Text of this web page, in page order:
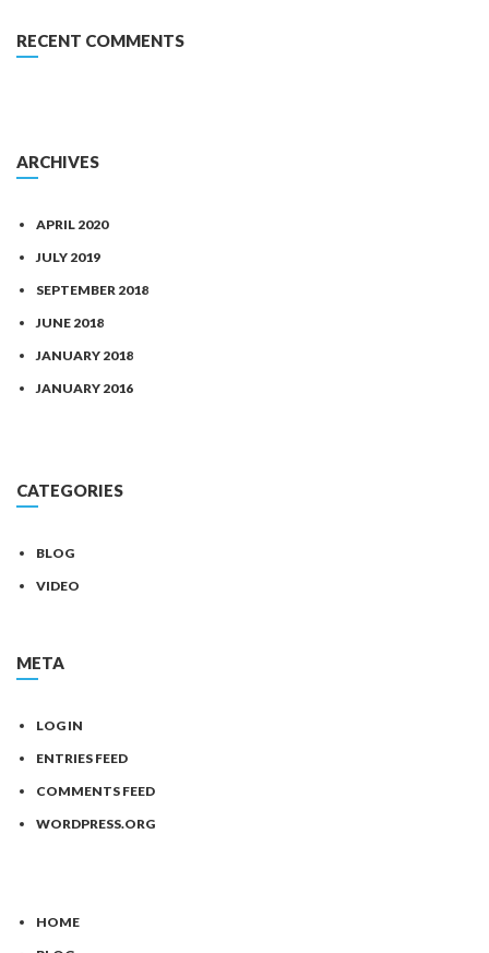
RECENT COMMENTS
ARCHIVES
APRIL 2020
JULY 2019
SEPTEMBER 2018
JUNE 2018
JANUARY 2018
JANUARY 2016
CATEGORIES
BLOG
VIDEO
META
LOG IN
ENTRIES FEED
COMMENTS FEED
WORDPRESS.ORG
HOME